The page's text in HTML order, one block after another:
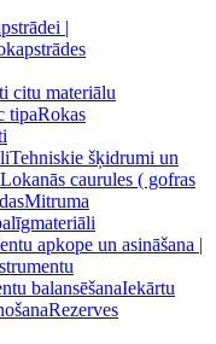
|
citu materiālu
tipaRokas
Tehniskie šķidrumi un
Lokanās caurules ( gofras
Mitruma
apkope un asināšana |
balansēšanaIekārtu
Rezerves